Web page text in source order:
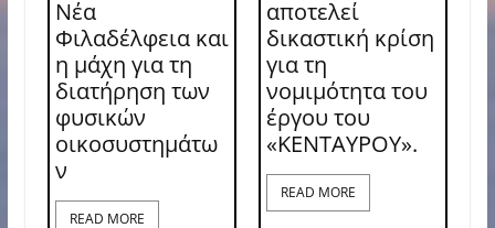
Νέα
Φιλαδέλφεια και
η μάχη για τη
διατήρηση των
φυσικών
οικοσυστημάτω
ν
READ MORE
αποτελεί
δικαστική κρίση
για τη
νομιμότητα του
έργου του
«ΚΕΝΤΑΥΡΟΥ».
READ MORE